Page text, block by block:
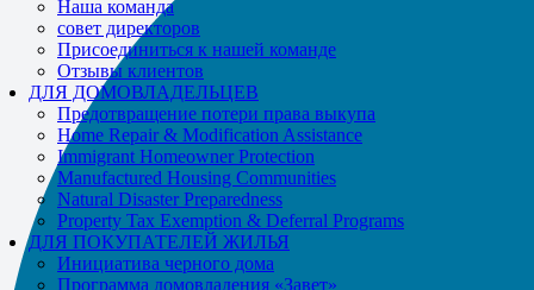
Наша команда
совет директоров
Присоединиться к нашей команде
Отзывы клиентов
ДЛЯ ДОМОВЛАДЕЛЬЦЕВ
Предотвращение потери права выкупа
Home Repair & Modification Assistance
Immigrant Homeowner Protection
Manufactured Housing Communities
Natural Disaster Preparedness
Property Tax Exemption & Deferral Programs
ДЛЯ ПОКУПАТЕЛЕЙ ЖИЛЬЯ
Инициатива черного дома
Программа домовладения «Завет»